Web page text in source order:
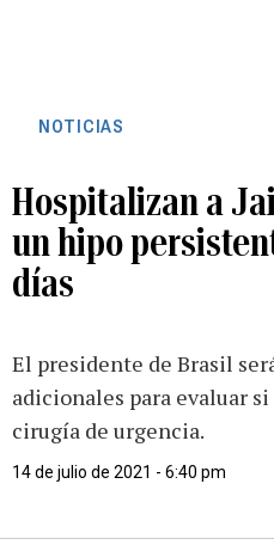
NOTICIAS
Hospitalizan a
un hipo
días
El presidente de Brasil
adicionales para evaluar
cirugía de urgencia.
14 de julio de 2021 - 6:40 pm